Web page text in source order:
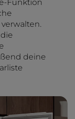
Funktion
deine